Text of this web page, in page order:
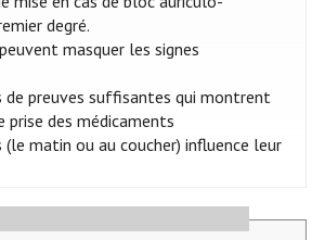
degré.
masquer les signes
de preuves suffisantes qui montrent
prise des médicaments
matin ou au coucher) influence leur